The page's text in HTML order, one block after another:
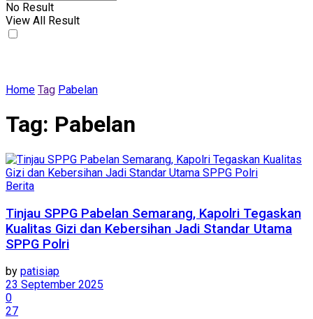
No Result
View All Result
Home Tag Pabelan
Tag: Pabelan
Berita
Tinjau SPPG Pabelan Semarang, Kapolri Tegaskan
Kualitas Gizi dan Kebersihan Jadi Standar Utama
SPPG Polri
by patisiap
23 September 2025
0
27